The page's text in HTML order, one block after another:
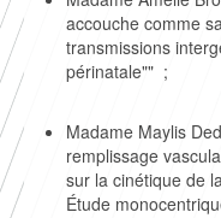
accouche comme
transmissions
périnatale"" ;
Madame Maylis
remplissage
sur la cinétique de
Étude